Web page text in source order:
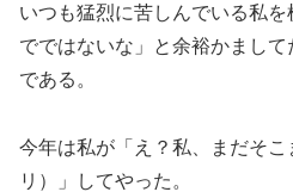
いつも猛烈に苦しんでいる私
でではないな」と余裕かまし
である。
今年は私が「え？私、まだそ
リ）」してやった。